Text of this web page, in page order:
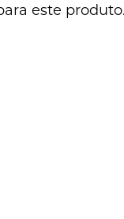
este produto.